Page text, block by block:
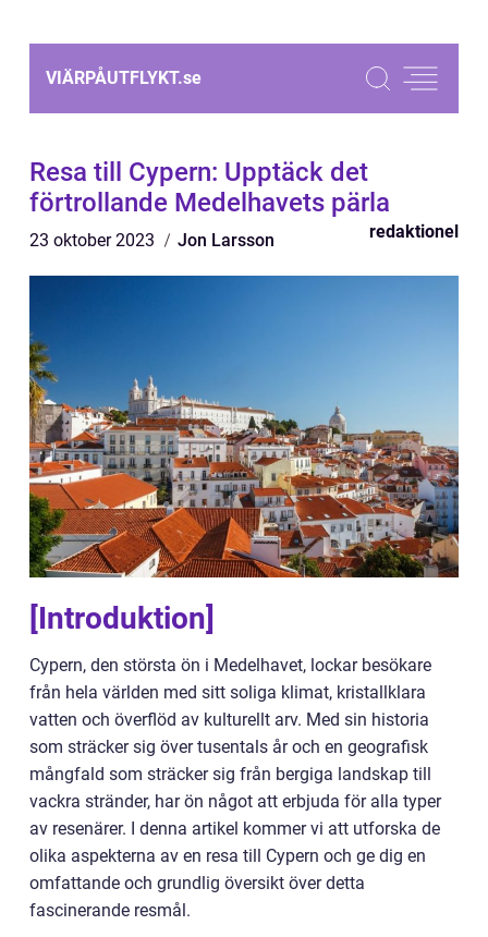
VIÄRPÅUTFLYKT.se
Resa till Cypern: Upptäck det
förtrollande Medelhavets pärla
23 oktober 2023 Jon Larsson redaktionel
[Introduktion]
Cypern, den största ön i Medelhavet, lockar besökare
från hela världen med sitt soliga klimat, kristallklara
vatten och överflöd av kulturellt arv. Med sin historia
som sträcker sig över tusentals år och en geografisk
mångfald som sträcker sig från bergiga landskap till
vackra stränder, har ön något att erbjuda för alla typer
av resenärer. I denna artikel kommer vi att utforska de
olika aspekterna av en resa till Cypern och ge dig en
omfattande och grundlig översikt över detta
fascinerande resmål.